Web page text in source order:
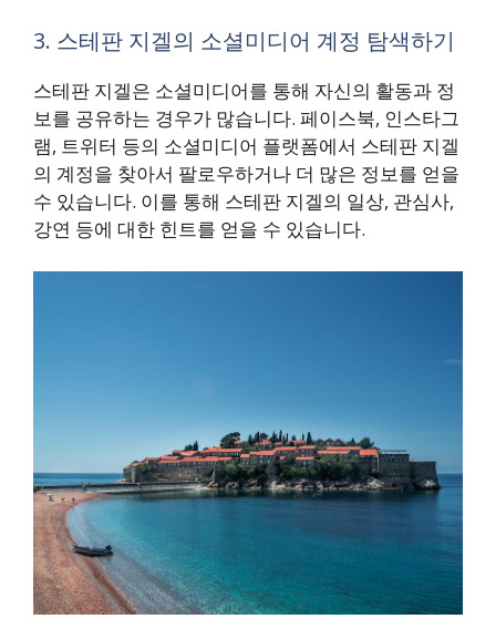
3. 스테판 지겔의 소셜미디어 계정 탐색하기
스테판 지겔은 소셜미디어를 통해 자신의 활동과 정
보를 공유하는 경우가 많습니다. 페이스북, 인스타그
램, 트위터 등의 소셜미디어 플랫폼에서 스테판 지겔
의 계정을 찾아서 팔로우하거나 더 많은 정보를 얻을
수 있습니다. 이를 통해 스테판 지겔의 일상, 관심사,
강연 등에 대한 힌트를 얻을 수 있습니다.